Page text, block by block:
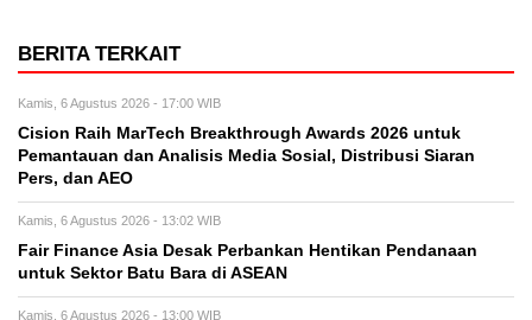
BERITA TERKAIT
Kamis, 6 Agustus 2026 - 17:00 WIB
Cision Raih MarTech Breakthrough Awards 2026 untuk
Pemantauan dan Analisis Media Sosial, Distribusi Siaran
Pers, dan AEO
Kamis, 6 Agustus 2026 - 13:02 WIB
Fair Finance Asia Desak Perbankan Hentikan Pendanaan
untuk Sektor Batu Bara di ASEAN
Kamis, 6 Agustus 2026 - 13:00 WIB